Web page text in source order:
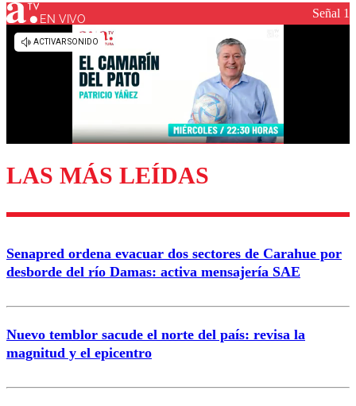
Los comentarios son moderados para garantizar un
diálogo respetuoso.
Enviar comentario
EN VIVO Señal 1
LAS MÁS LEÍDAS
Senapred ordena evacuar dos sectores de Carahue por
desborde del río Damas: activa mensajería SAE
Nuevo temblor sacude el norte del país: revisa la
magnitud y el epicentro